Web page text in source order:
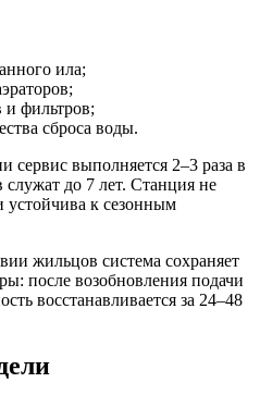
ила;
и фильтров;
сброса воды.
сервис выполняется 2–3 раза в
до 7 лет. Станция не
устойчива к сезонным
жильцов система сохраняет
после возобновления подачи
восстанавливается за 24–48